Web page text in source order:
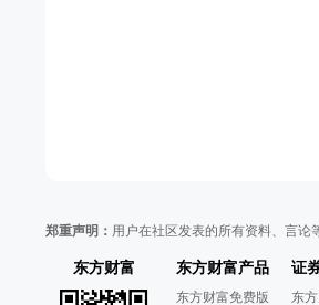
郑重声明： 用户在社区发表的所有资料、言论
东方财富 东方财富产品
东方财富免费版
证
东